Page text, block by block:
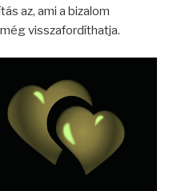
az, ami a bizalom
visszafordíthatja.